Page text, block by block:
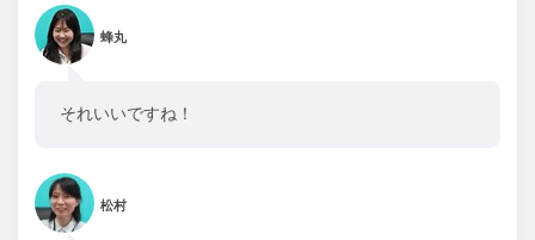
蜂丸
それいいですね！
松村